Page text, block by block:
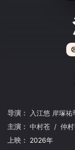
导演： 入江悠 岸塚祐
主演： 中村苍 / 仲
上映： 2026年